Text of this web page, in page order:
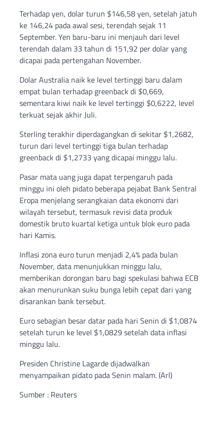
Terhadap yen, dolar turun $146,58 yen, setelah jatuh
ke 146,24 pada awal sesi, terendah sejak 11
September. Yen baru-baru ini menjauh dari level
terendah dalam 33 tahun di 151,92 per dolar yang
dicapai pada pertengahan November.
Dolar Australia naik ke level tertinggi baru dalam
empat bulan terhadap greenback di $0,669,
sementara kiwi naik ke level tertinggi $0,6222, level
terkuat sejak akhir Juli.
Sterling terakhir diperdagangkan di sekitar $1,2682,
turun dari level tertinggi tiga bulan terhadap
greenback di $1,2733 yang dicapai minggu lalu.
Pasar mata uang juga dapat terpengaruh pada
minggu ini oleh pidato beberapa pejabat Bank Sentral
Eropa menjelang serangkaian data ekonomi dari
wilayah tersebut, termasuk revisi data produk
domestik bruto kuartal ketiga untuk blok euro pada
hari Kamis.
Inflasi zona euro turun menjadi 2,4% pada bulan
November, data menunjukkan minggu lalu,
memberikan dorongan baru bagi spekulasi bahwa ECB
akan menurunkan suku bunga lebih cepat dari yang
disarankan bank tersebut.
Euro sebagian besar datar pada hari Senin di $1,0874
setelah turun ke level $1,0829 setelah data inflasi
minggu lalu.
Presiden Christine Lagarde dijadwalkan
menyampaikan pidato pada Senin malam. (Arl)
Sumber : Reuters